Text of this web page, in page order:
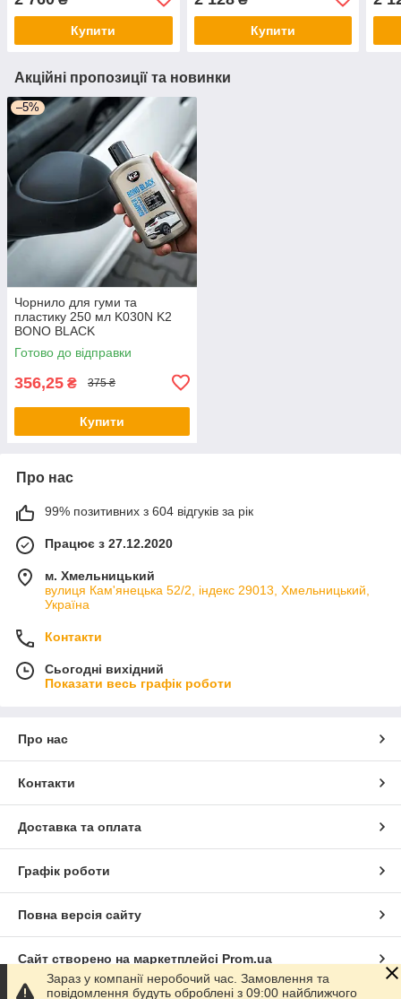
біле опукле скло
Купити Купити
Акційні пропозиції та новинки
–5%
Чорнило для гуми та
пластику 250 мл K030N K2
BONO BLACK
Готово до відправки
356,25 ₴ 375 ₴
Купити
Про нас
99% позитивних з 604 відгуків за рік
Працює з 27.12.2020
м. Хмельницький
вулиця Кам'янецька 52/2, індекс 29013, Хмельницький,
Україна
Контакти
Сьогодні вихідний
Показати весь графік роботи
Про нас
Контакти
Доставка та оплата
Графік роботи
Повна версія сайту
Сайт створено на маркетплейсі Prom.ua
Зараз у компанії неробочий час. Замовлення та
повідомлення будуть оброблені з 09:00 найближчого